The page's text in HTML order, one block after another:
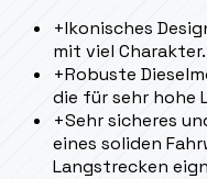
+Ikonisches
mit viel Charakter.
+Robuste
die für sehr hohe
+Sehr sicheres
eines soliden
Langstrecken